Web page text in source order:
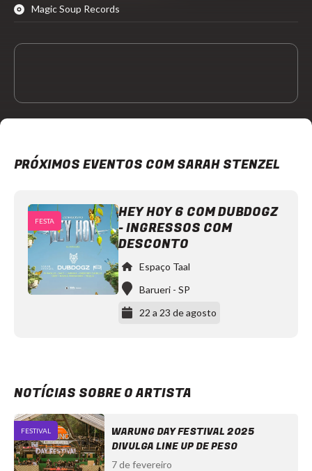
Magic Soup Records
PRÓXIMOS EVENTOS COM SARAH STENZEL
FESTA
HEY HOY 6 COM DUBDOGZ
- INGRESSOS COM
DESCONTO
Espaço Taal
Barueri - SP
22 a 23 de agosto
NOTÍCIAS SOBRE O ARTISTA
FESTIVAL
WARUNG DAY FESTIVAL 2025
DIVULGA LINE UP DE PESO
7 de fevereiro